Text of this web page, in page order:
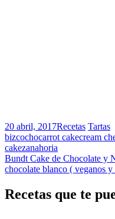
20 abril, 2017Recetas Tartas
bizcochocarrot cakecream
cakezanahoria
Bundt Cake de Chocolate y
chocolate blanco ( veganos y
Recetas que te